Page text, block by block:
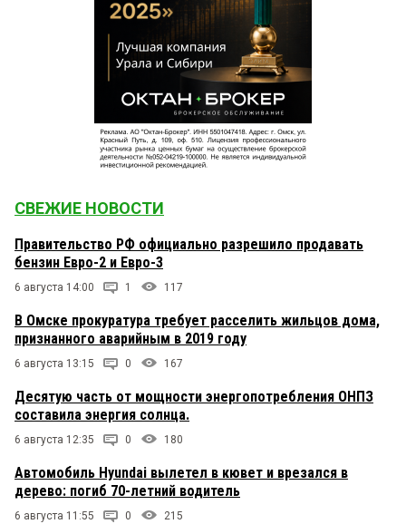
СВЕЖИЕ НОВОСТИ
Правительство РФ официально разрешило продавать
бензин Евро-2 и Евро-3
6 августа 14:00 1 117
В Омске прокуратура требует расселить жильцов дома,
признанного аварийным в 2019 году
6 августа 13:15 0 167
Десятую часть от мощности энергопотребления ОНПЗ
составила энергия солнца.
6 августа 12:35 0 180
Автомобиль Hyundai вылетел в кювет и врезался в
дерево: погиб 70-летний водитель
6 августа 11:55 0 215